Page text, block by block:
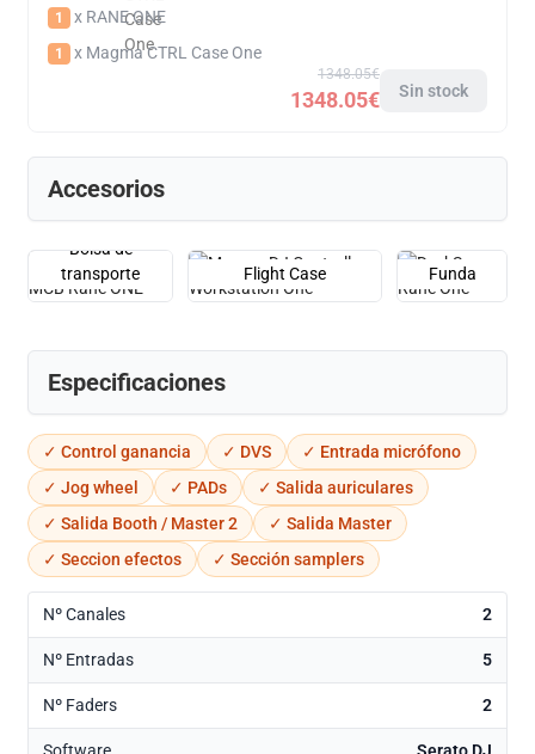
1 x RANE ONE
1 x Magma CTRL Case One
1348.05€
1348.05€ Sin stock
Accesorios
Bolsa de
transporte
Flight Case Funda
Especificaciones
✓ Control ganancia ✓ DVS
✓ Entrada micrófono
✓ Jog wheel
✓ PADs
✓ Salida auriculares
✓ Salida Booth / Master 2
✓ Salida Master
✓ Seccion efectos
✓ Sección samplers
Nº Canales 2
Nº Entradas 5
Nº Faders 2
Software Serato DJ